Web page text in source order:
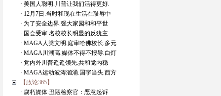
· 美国人聪明.川普让我们活得更好.
· 12月7日.当时和现在生活在耻辱中
· 为了安全边界.强大家园和和平世
· 国会受审.名校校长明显的反犹主
· MAGA人类文明.庭审哈佛校长.多元
· MAGA川潮高.媒体不得不报导.白灯
· 党内外川普遥遥领先.共和党内稳
· MAGA运动波涛汹涌.国字当头.西方
【政论365】
· 腐朽媒体.丑陋检察官：恶意起诉